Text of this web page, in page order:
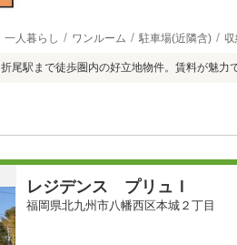
一人暮らし ワンルーム 駐車場(近隣含)
折尾駅まで徒歩圏内の好立地物件。賃料が魅力で
レジデンス プリュＩ
福岡県北九州市八幡西区本城２丁目